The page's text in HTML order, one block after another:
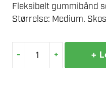
Fleksibelt gummibånd
Størrelse: Medium.
-
BRODDER
+ +